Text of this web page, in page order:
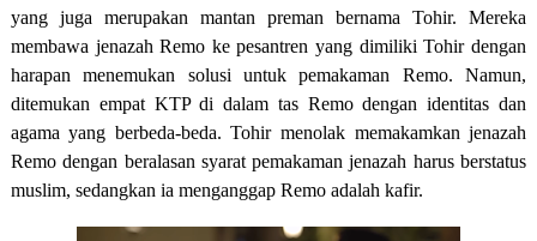
yang juga merupakan mantan preman bernama Tohir. Mereka
membawa jenazah Remo ke pesantren yang dimiliki Tohir dengan
harapan menemukan solusi untuk pemakaman Remo. Namun,
ditemukan empat KTP di dalam tas Remo dengan identitas dan
agama yang berbeda-beda. Tohir menolak memakamkan jenazah
Remo dengan beralasan syarat pemakaman jenazah harus berstatus
muslim, sedangkan ia menganggap Remo adalah kafir.